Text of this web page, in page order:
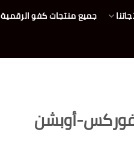
جميع منتجات كفو الرقمية
أوبشن